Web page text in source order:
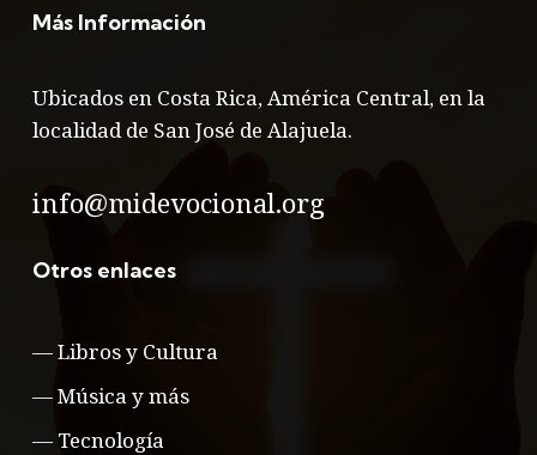
Más Información
Ubicados en Costa Rica, América Central, en la
localidad de San José de Alajuela.
info@midevocional.org
Otros enlaces
—Libros y Cultura
—Música y más
— Tecnología